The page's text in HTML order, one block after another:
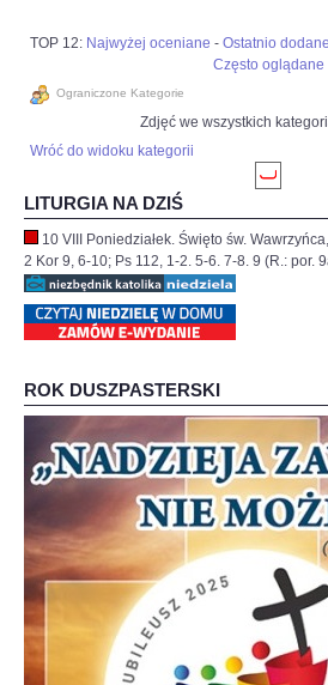
TOP 12: Najwyżej oceniane - Ostatnio dodane
Często oglądane
Ograniczone Kategorie
Zdjęć we wszystkich
Wróć do widoku kategorii
LITURGIA NA DZIŚ
10 VIII Poniedziałek. Święto św.
2 Kor 9, 6-10; Ps 112, 1-2. 5-6. 7-8. 9 (R.: por.
ROK DUSZPASTERSKI